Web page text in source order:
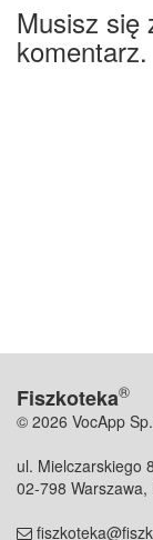
Musisz się
komentarz.
Fiszkoteka®
© 2026 VocApp
ul. Mielczarskiego
02-798 Warszawa,